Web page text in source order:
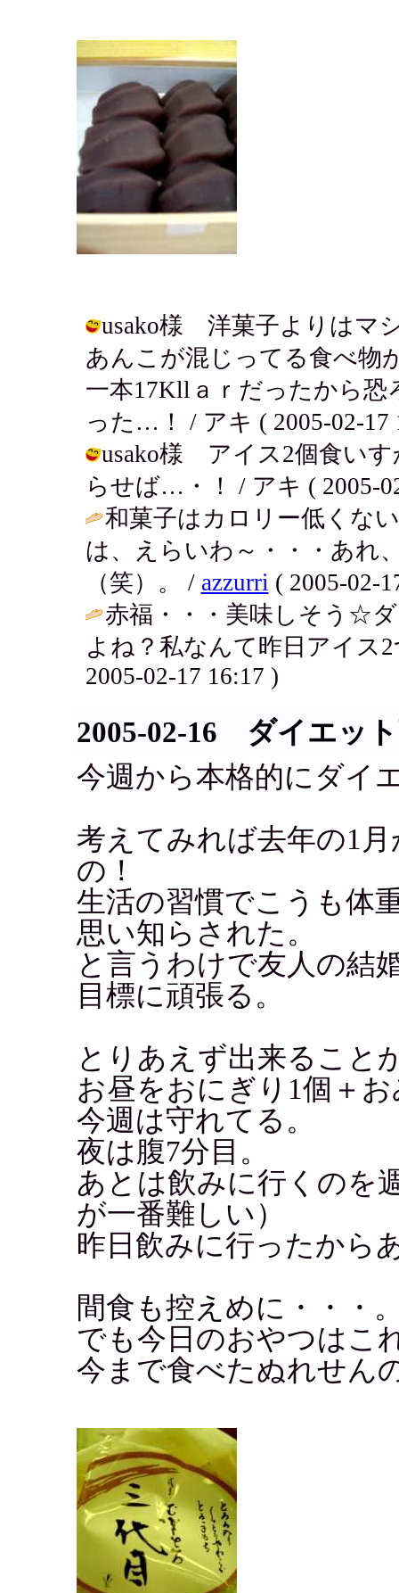
usako様 洋菓子よりはマ
あんこが混じってる食べ物
一本17Kllａｒだったから
った…！ / アキ ( 2005-02-17
usako様 アイス2個食いす
らせば…・！ / アキ ( 2005-
和菓子はカロリー低くな
は、えらいわ～・・・あれ
（笑）。 / azzurri ( 2005-02-
赤福・・・美味しそう☆
よね？私なんて昨日アイス
2005-02-17 16:17 )
2005-02-16 ダイエッ
今週から本格的にダイ
考えてみれば去年の1
の！
生活の習慣でこうも体
思い知らされた。
と言うわけで友人の結
目標に頑張る。
とりあえず出来ること
お昼をおにぎり1個＋
今週は守れてる。
夜は腹7分目。
あとは飲みに行くのを
が一番難しい）
昨日飲みに行ったから
間食も控えめに・・・
でも今日のおやつはこ
今まで食べたぬれせん